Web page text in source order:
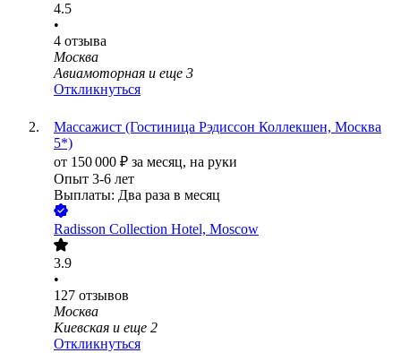
4.5
•
4 отзыва
Москва
Авиамоторная и еще 3
Откликнуться
Массажист (Гостиница Рэдиссон Коллекшен, Москва
5*)
от 150 000 ₽ за месяц, на руки
Опыт 3-6 лет
Выплаты: Два раза в месяц
Radisson Collection Hotel, Moscow
3.9
•
127 отзывов
Москва
Киевская и еще 2
Откликнуться